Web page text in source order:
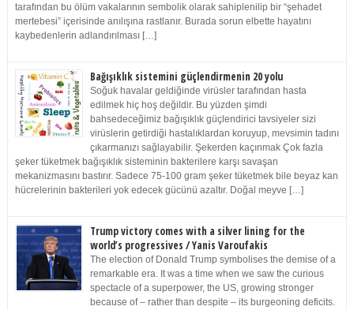
tarafından bu ölüm vakalarının sembolik olarak sahiplenilip bir “şehadet
mertebesi” içerisinde anılışına rastlanır. Burada sorun elbette hayatını
kaybedenlerin adlandırılması […]
Bağışıklık sistemini güçlendirmenin 20 yolu
Soğuk havalar geldiğinde virüsler tarafından hasta
edilmek hiç hoş değildir. Bu yüzden şimdi
bahsedeceğimiz bağışıklık güçlendirici tavsiyeler sizi
virüslerin getirdiği hastalıklardan koruyup, mevsimin tadını
çıkarmanızı sağlayabilir. Şekerden kaçınmak Çok fazla
şeker tüketmek bağışıklık sisteminin bakterilere karşı savaşan
mekanizmasını bastırır. Sadece 75-100 gram şeker tüketmek bile beyaz kan
hücrelerinin bakterileri yok edecek gücünü azaltır. Doğal meyve […]
Trump victory comes with a silver lining for the
world’s progressives / Yanis Varoufakis
The election of Donald Trump symbolises the demise of a
remarkable era. It was a time when we saw the curious
spectacle of a superpower, the US, growing stronger
because of – rather than despite – its burgeoning deficits.